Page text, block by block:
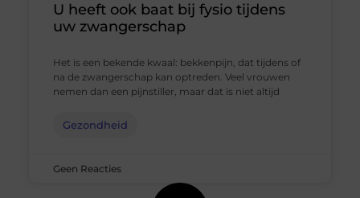
U heeft ook baat bij fysio tijdens
uw zwangerschap
Het is een bekende kwaal: bekkenpijn, dat tijdens of
na de zwangerschap kan optreden. Veel vrouwen
nemen dan een pijnstiller, maar dat is niet altijd
Gezondheid
Geen Reacties